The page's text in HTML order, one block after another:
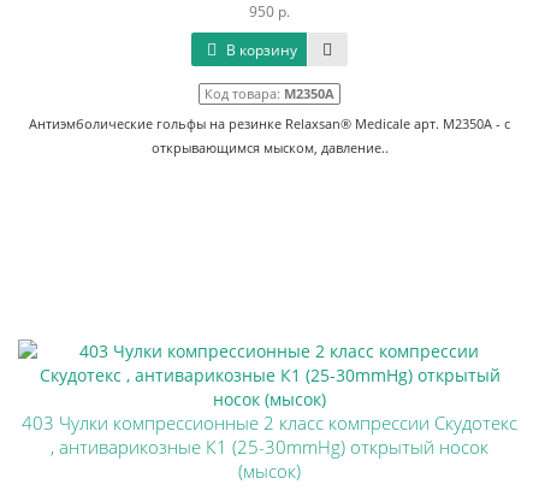
950 р.
В корзину
Код товара: М2350А
Антиэмболические гольфы на резинке Relaxsan® Medicale арт. M2350А - с
открывающимся мыском, давление..
403 Чулки компрессионные 2 класс компрессии Скудотекс
, антиварикозные К1 (25-30mmHg) открытый носок
(мысок)